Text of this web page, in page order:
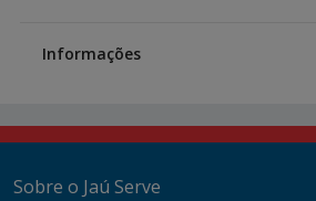
Information
Informações
Sobre o Jaú Serve